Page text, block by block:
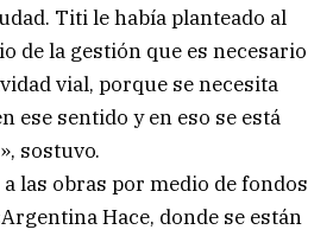
Titi le había planteado al
de la gestión que es necesario
vial, porque se necesita
ese sentido y en eso se está
sostuvo.
las obras por medio de fondos
Hace, donde se están